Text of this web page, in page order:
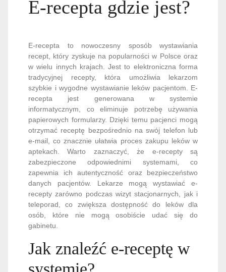
E-recepta gdzie jest?
E-recepta to nowoczesny sposób wystawiania
recept, który zyskuje na popularności w Polsce oraz
w wielu innych krajach. Jest to elektroniczna forma
tradycyjnej recepty, która umożliwia lekarzom
szybkie i wygodne wystawianie leków pacjentom. E-
recepta jest generowana w systemie
informatycznym, co eliminuje potrzebę używania
papierowych formularzy. Dzięki temu pacjenci mogą
otrzymać receptę bezpośrednio na swój telefon lub
e-mail, co znacznie ułatwia proces zakupu leków w
aptekach. Warto zaznaczyć, że e-recepty są
zabezpieczone odpowiednimi systemami, co
zapewnia ich autentyczność oraz bezpieczeństwo
danych pacjentów. Lekarze mogą wystawiać e-
recepty zarówno podczas wizyt stacjonarnych, jak i
teleporad, co zwiększa dostępność do leków dla
osób, które nie mogą osobiście udać się do
gabinetu.
Jak znaleźć e-receptę w